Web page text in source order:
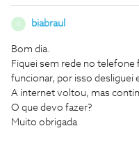
biabraul
Bom dia.
Fiquei sem rede no
funcionar, por isso desliguei
A internet voltou, mas
O que devo fazer?
Muito obrigada